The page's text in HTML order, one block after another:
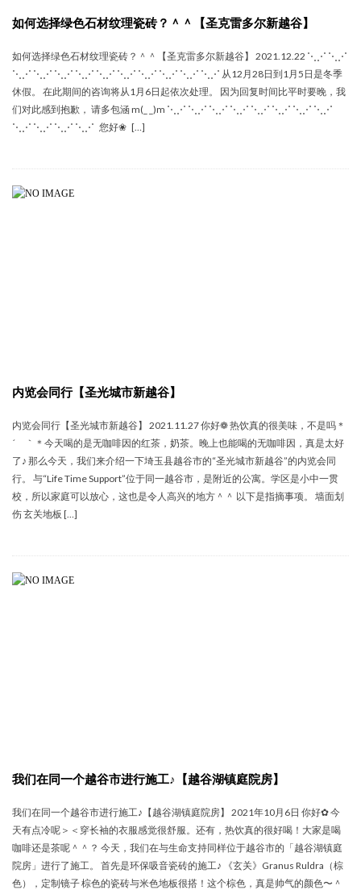
如何选择绿色石材纹理瓷砖？＾＾【圣克雷多尔新越谷】
如何选择绿色石材纹理瓷砖？＾＾【圣克雷多尔新越谷】 2021.12.22 ⋱⋰ ⋱⋰
⋱⋰ ⋱⋰ ⋱⋰ ⋱⋰ ⋱⋰ ⋱⋰ ⋱⋰ ⋱⋰ ⋱⋰ ⋱⋰ 从12月28日到1月5日是冬季
休假。 在此期间的咨询将从1月6日起依次处理。 因为回复时间比平时要晚，我
们对此感到抱歉， 请多包涵 m(_ _)m ⋱⋰ ⋱⋰ ⋱⋰ ⋱⋰ ⋱⋰ ⋱⋰ ⋱⋰ ⋱⋰
⋱⋰ ⋱⋰ ⋱⋰ ⋱⋰ 您好❀ […]
内览会同行【圣光城市新越谷】
内览会同行【圣光城市新越谷】 2021.11.27 你好❁ 热饮真的很美味，不是吗＊
´ ｀＊今天喝的是无咖啡因的红茶，奶茶。晚上也能喝的无咖啡因，真是太好
了♪ 那么今天，我们来介绍一下埼玉县越谷市的“圣光城市新越谷”的内览会同
行。 与“Life Time Support”位于同一越谷市，是附近的公寓。学区是小中一贯
校，所以家庭可以放心，这也是令人高兴的地方＾＾ 以下是指摘事项。 墙面划
伤 玄关地板 […]
我们在同一个越谷市进行施工♪【越谷湖镇庭院房】
我们在同一个越谷市进行施工♪【越谷湖镇庭院房】 2021年10月6日 你好✿ 今
天有点冷呢＞＜穿长袖的衣服感觉很舒服。还有，热饮真的很好喝！大家是喝
咖啡还是茶呢＾＾？ 今天，我们在与生命支持同样位于越谷市的「越谷湖镇庭
院房」进行了施工。 首先是环保吸音瓷砖的施工♪ 《玄关》Granus Ruldra（棕
色），定制镜子 棕色的瓷砖与米色地板很搭！这个棕色，真是帅气的颜色〜＾